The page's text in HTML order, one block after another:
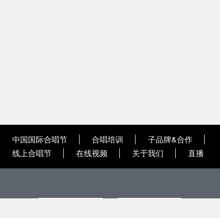
中国国际合唱节 合唱培训
子品牌&合作
线上合唱节
在线视频 关于我们 直播